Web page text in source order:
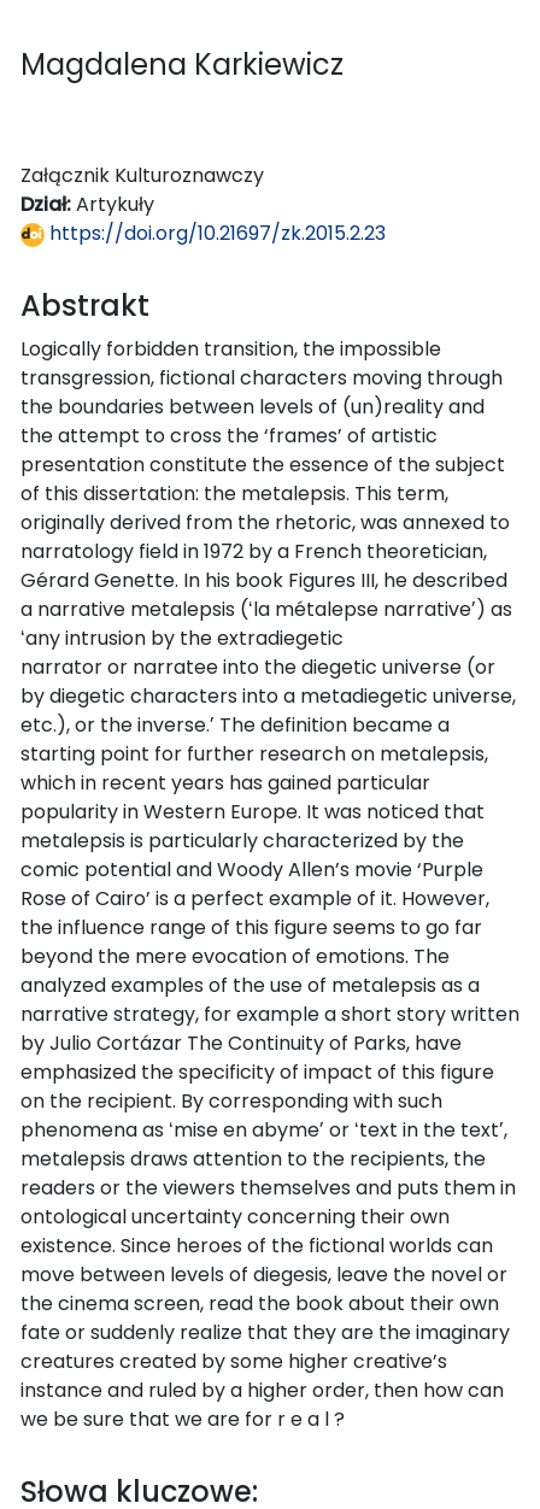
Magdalena Karkiewicz
Załącznik Kulturoznawczy
Dział:Artykuły
https://doi.org/10.21697/zk.2015.2.23
Abstrakt
Logically forbidden transition, the impossible
transgression, fictional characters moving through
the boundaries between levels of (un)reality and
the attempt to cross the ‘frames’ of artistic
presentation constitute the essence of the subject
of this dissertation: the metalepsis. This term,
originally derived from the rhetoric, was annexed to
narratology field in 1972 by a French theoretician,
Gérard Genette. In his book Figures III, he described
a narrative metalepsis (ʻla métalepse narrativeʼ) as
ʻany intrusion by the extradiegetic
narrator or narratee into the diegetic universe (or
by diegetic characters into a metadiegetic universe,
etc.), or the inverse.ʼ The definition became a
starting point for further research on metalepsis,
which in recent years has gained particular
popularity in Western Europe. It was noticed that
metalepsis is particularly characterized by the
comic potential and Woody Allen’s movie ‘Purple
Rose of Cairo’ is a perfect example of it. However,
the influence range of this figure seems to go far
beyond the mere evocation of emotions. The
analyzed examples of the use of metalepsis as a
narrative strategy, for example a short story written
by Julio Cortázar The Continuity of Parks, have
emphasized the specificity of impact of this figure
on the recipient. By corresponding with such
phenomena as ʻmise en abymeʼ or ʻtext in the textʼ,
metalepsis draws attention to the recipients, the
readers or the viewers themselves and puts them in
ontological uncertainty concerning their own
existence. Since heroes of the fictional worlds can
move between levels of diegesis, leave the novel or
the cinema screen, read the book about their own
fate or suddenly realize that they are the imaginary
creatures created by some higher creative’s
instance and ruled by a higher order, then how can
we be sure that we are for r e a l ?
Słowa kluczowe: